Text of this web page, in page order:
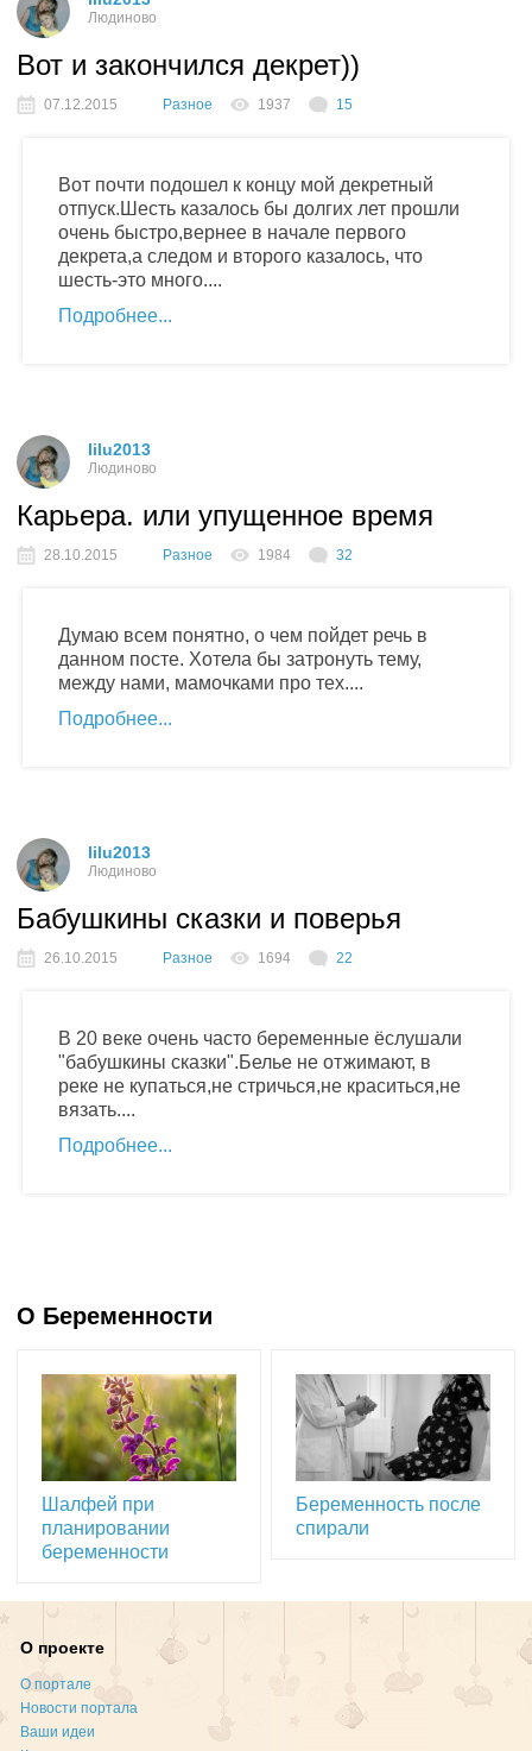
Людиново
Вот и закончился декрет))
07.12.2015 Разное 1937 15
Вот почти подошел к концу мой декретный
отпуск.Шесть казалось бы долгих лет прошли
очень быстро,вернее в начале первого
декрета,а следом и второго казалось, что
шесть-это много....
Подробнее
lilu2013
Людиново
Карьера. или упущенное время
28.10.2015 Разное 1984 32
Думаю всем понятно, о чем пойдет речь в
данном посте. Хотела бы затронуть тему,
между нами, мамочками про тех....
Подробнее
lilu2013
Людиново
Бабушкины сказки и поверья
26.10.2015 Разное 1694 22
В 20 веке очень часто беременные ёслушали
"бабушкины сказки".Белье не отжимают, в
реке не купаться,не стричься,не краситься,не
вязать....
Подробнее
О Беременности
Шалфей при
планировании
беременности
Беременность после
спирали
О проекте
О портале
Новости портала
Ваши идеи